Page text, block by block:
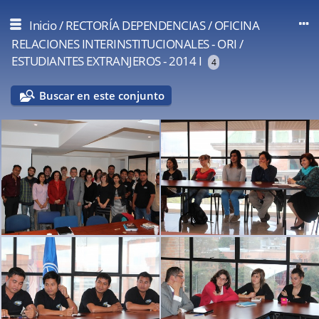
Inicio/RECTORÍA DEPENDENCIAS/OFICINA
RELACIONES INTERINSTITUCIONALES - ORI /
ESTUDIANTES EXTRANJEROS - 2014 I
4
Buscar en este conjunto